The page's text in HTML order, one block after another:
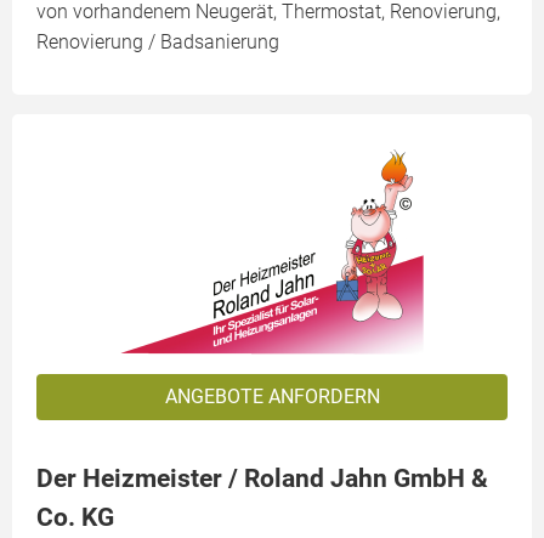
von vorhandenem Neugerät, Thermostat, Renovierung,
Renovierung / Badsanierung
ANGEBOTE ANFORDERN
Der Heizmeister / Roland Jahn GmbH &
Co. KG